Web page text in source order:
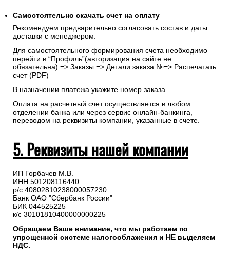
Самостоятельно скачать счет на оплату
Рекомендуем предварительно согласовать состав и даты
доставки с менеджером.
Для самостоятельного формирования счета необходимо
перейти в “Профиль”(авторизация на сайте не
обязательна) => Заказы => Детали заказа №=> Распечатать
счет (PDF)
В назначении платежа укажите номер заказа.
Оплата на расчетный счет осуществляется в любом
отделении банка или через сервис онлайн-банкинга,
переводом на реквизиты компании, указанные в счете.
5. Реквизиты нашей компании
ИП Горбачев М.В.
ИНН 501208116440
р/с 40802810238000057230
Банк ОАО "Сбербанк России"
БИК 044525225
к/с 30101810400000000225
Обращаем Ваше внимание, что мы работаем по
упрощенной системе налогооблажения и НЕ выделяем
НДС.